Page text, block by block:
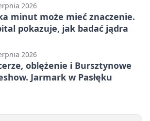
2026
minut może mieć znaczenie.
pokazuje, jak badać jądra
2026
oblężenie i Bursztynowe
Jarmark w Pasłęku